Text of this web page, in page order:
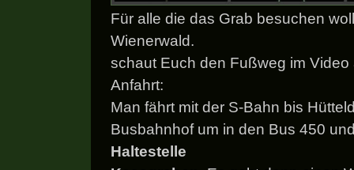
Für alle die das Grab besuchen
Wienerwald.
schaut Euch den Fußweg im Video
Anfahrt:
Man fährt mit der S-Bahn bis
Busbahnhof um in den Bus 450
Haltestelle